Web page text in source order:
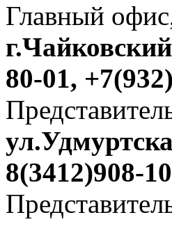
Главный
80-01,
8(3412)908-